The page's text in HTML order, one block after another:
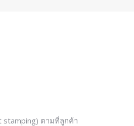
stamping) ตามที่ลูกค้า